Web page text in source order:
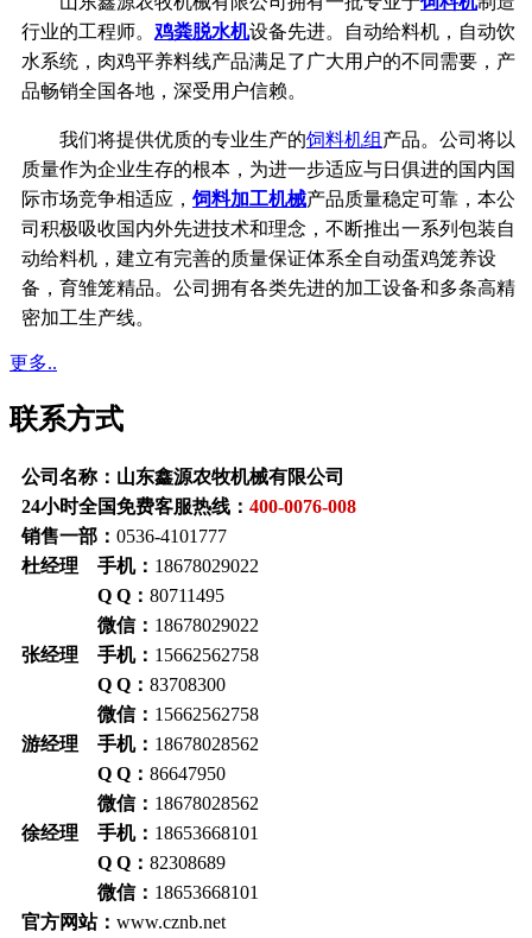
行业的工程师。 鸡粪脱水机设备先进。自动给料机，自动饮
水系统， 肉鸡平养料线产品满足了广大用户的不同需要，产
品畅销全国各地，深受用户信赖。
我们将提供优质的专业生产的饲料机组 产品。公司将以
质量作为企业生存的根本， 为进一步适应与日俱进的国内国
际市场竞争相适应，饲料加工机械产品质量稳定可靠， 本公
司积极吸收国内外先进技术和理念，不断推出一系列包装自
动给料机，建立有完善的质量保证体系全自动蛋鸡笼养设
备，育雏笼精品。公司拥有各类先进的加工设备和多条高精
密加工生产线。
更多..
联系方式
公司名称：山东鑫源农牧机械有限公司
24小时全国免费客服热线： 400-0076-008
销售一部： 0536-4101777
杜经理 手机： 18678029022
Q Q： 80711495
微信： 18678029022
张经理 手机： 15662562758
Q Q： 83708300
微信： 15662562758
游经理 手机： 18678028562
Q Q： 86647950
微信： 18678028562
徐经理 手机： 18653668101
Q Q： 82308689
微信： 18653668101
官方网站： www.cznb.net